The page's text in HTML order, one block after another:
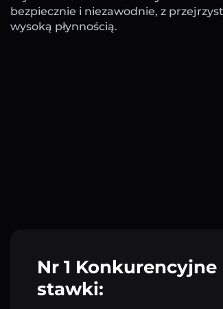
bezpiecznie i niezawodnie, z
wysoką płynnością.
Nr 1 Konkurencyjne
stawki: